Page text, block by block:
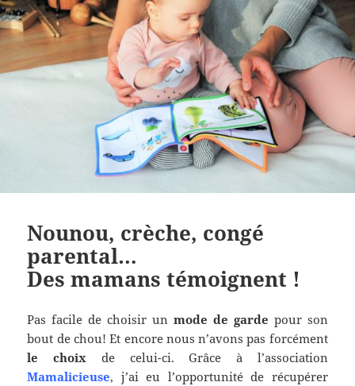
Nounou, crèche, congé
parental…
Des mamans témoignent !
Pas facile de choisir un mode de garde pour son
bout de chou! Et encore nous n’avons pas forcément
le choix de celui-ci. Grâce à l’association
Mamalicieuse, j’ai eu l’opportunité de récupérer